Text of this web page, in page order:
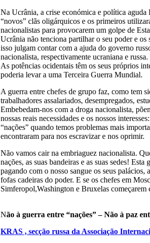
Na Ucrânia, a crise económica e política
“novos” clãs oligárquicos e os primeiros
nacionalistas para provocarem um golpe de
Ucrânia não tenciona partilhar o seu poder e
isso julgam contar com a ajuda do governo
nacionalista, respectivamente ucraniana e
As potências ocidentais têm os seus próprios
poderia levar a uma Terceira Guerra Mundial.
A guerra entre chefes de grupo faz, como tem
trabalhadores assalariados, desempregados,
Embebedam-nos com a droga nacionalista,
nossas reais necessidades e os nossos
“nações” quando temos problemas mais
encontraram para nos escravizar e nos oprimir.
Não vamos cair na embriaguez nacionalista.
nações, as suas bandeiras e as suas sedes!
pagando com o nosso sangue os seus palácios,
fofas cadeiras do poder. E se os chefes em
Simferopol,Washington e Bruxelas começarem
Não à guerra entre “nações” – Não à paz
KRAS , secção russa da Associação